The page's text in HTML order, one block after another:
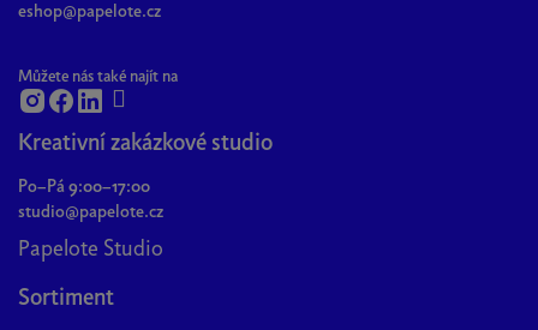
eshop@papelote.cz
Můžete nás také najít na
Kreativní zakázkové studio
Po–Pá 9:00–17:00
studio@papelote.cz
Papelote Studio
Sortiment